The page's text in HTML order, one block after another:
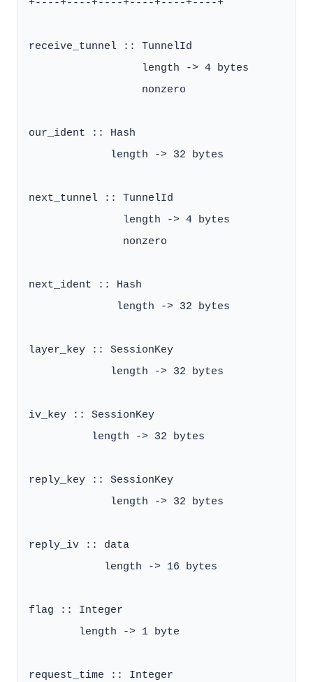
+----+----+----+----+----+----+
receive_tunnel :: TunnelId
                  length -> 4 bytes
                  nonzero
our_ident :: Hash
             length -> 32 bytes
next_tunnel :: TunnelId
               length -> 4 bytes
               nonzero
next_ident :: Hash
              length -> 32 bytes
layer_key :: SessionKey
             length -> 32 bytes
iv_key :: SessionKey
          length -> 32 bytes
reply_key :: SessionKey
             length -> 32 bytes
reply_iv :: data
            length -> 16 bytes
flag :: Integer
        length -> 1 byte
request_time :: Integer